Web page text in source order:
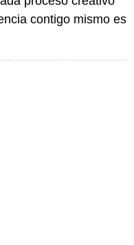
contigo mismo es